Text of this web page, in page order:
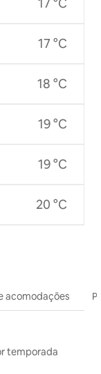
17 °C
18 °C
19 °C
19 °C
20 °C
acomodações
temporada